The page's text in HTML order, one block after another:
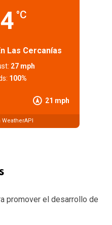
4 °C
Las Cercanías
21 mph
27 mph
100%
promover el desarrollo de